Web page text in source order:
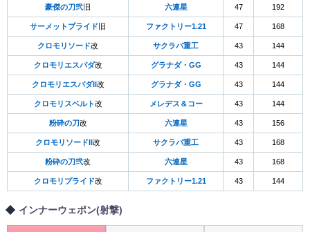
豪傑の刀弐 旧 六連星 47 192
サーメットプライド 旧 ファクトリー1.21 47 168
クロモリソード改 サクラバ重工 43 144
クロモリエスパダ改 グラナダ・GG 43 144
クロモリエスパダII 改 グラナダ・GG 43 144
クロモリスベルト改 メレデス＆コー 43 144
粉砕の刀改 六連星 43 156
クロモリソードII 改 サクラバ重工 43 168
粉砕の刀弐改 六連星 43 168
クロモリプライド改 ファクトリー1.21 43 144
インナーウェポン(射撃)